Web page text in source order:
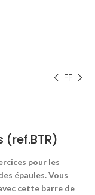
(ref.BTR)
pour les
épaules. Vous
cette barre de